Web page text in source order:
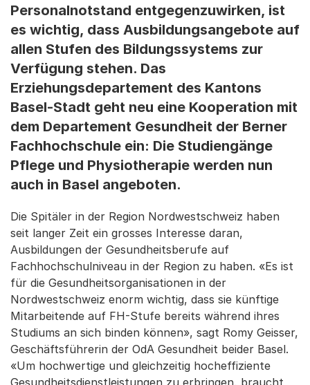
Personalnotstand entgegenzuwirken, ist
es wichtig, dass Ausbildungsangebote auf
allen Stufen des Bildungssystems zur
Verfügung stehen. Das
Erziehungsdepartement des Kantons
Basel-Stadt geht neu eine Kooperation mit
dem Departement Gesundheit der Berner
Fachhochschule ein: Die Studiengänge
Pflege und Physiotherapie werden nun
auch in Basel angeboten.
Die Spitäler in der Region Nordwestschweiz haben
seit langer Zeit ein grosses Interesse daran,
Ausbildungen der Gesundheitsberufe auf
Fachhochschulniveau in der Region zu haben. «Es ist
für die Gesundheitsorganisationen in der
Nordwestschweiz enorm wichtig, dass sie künftige
Mitarbeitende auf FH-Stufe bereits während ihres
Studiums an sich binden können», sagt Romy Geisser,
Geschäftsführerin der OdA Gesundheit beider Basel.
«Um hochwertige und gleichzeitig hocheffiziente
Gesundheitsdienstleistungen zu erbringen, braucht